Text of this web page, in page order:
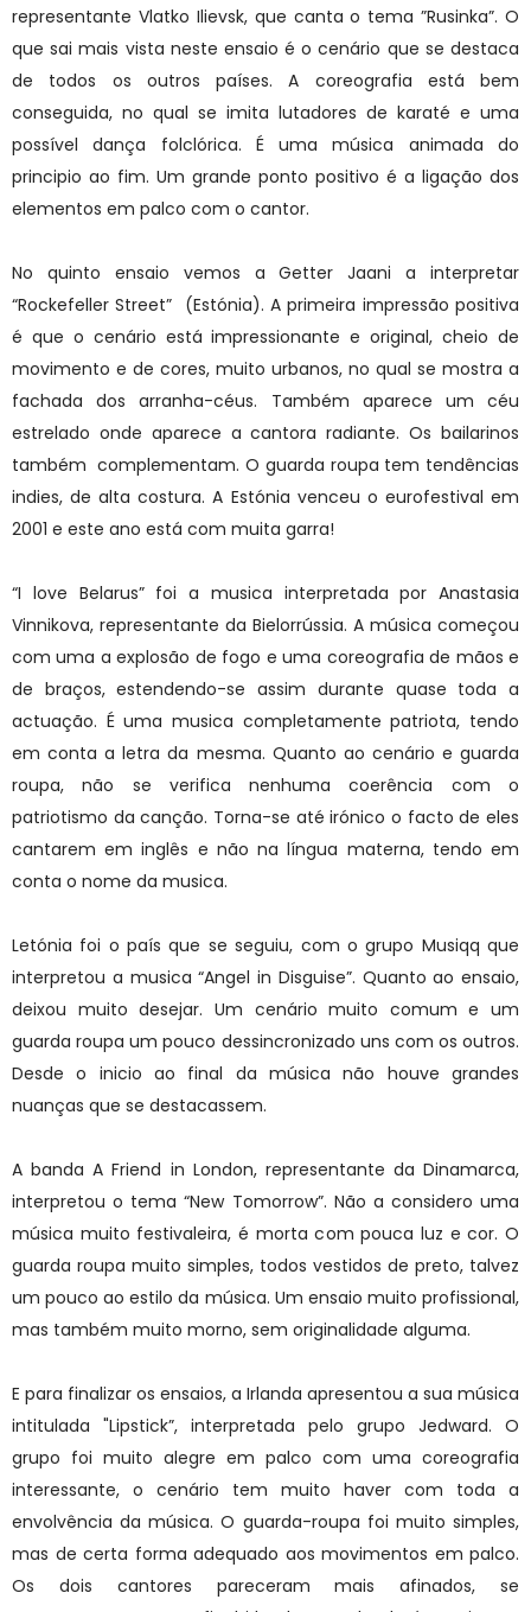
representante Vlatko Ilievsk, que canta o tema ”Rusinka”. O
que sai mais vista neste ensaio é o cenário que se destaca
de todos os outros países. A coreografia está bem
conseguida, no qual se imita lutadores de karaté e uma
possível dança folclórica. É uma música animada do
principio ao fim. Um grande ponto positivo é a ligação dos
elementos em palco com o cantor.
No quinto ensaio vemos a Getter Jaani a interpretar
“Rockefeller Street” (Estónia). A primeira impressão positiva
é que o cenário está impressionante e original, cheio de
movimento e de cores, muito urbanos, no qual se mostra a
fachada dos arranha-céus. Também aparece um céu
estrelado onde aparece a cantora radiante. Os bailarinos
também complementam. O guarda roupa tem tendências
indies, de alta costura. A Estónia venceu o eurofestival em
2001 e este ano está com muita garra!
“I love Belarus” foi a musica interpretada por Anastasia
Vinnikova, representante da Bielorrússia. A música começou
com uma a explosão de fogo e uma coreografia de mãos e
de braços, estendendo-se assim durante quase toda a
actuação. É uma musica completamente patriota, tendo
em conta a letra da mesma. Quanto ao cenário e guarda
roupa, não se verifica nenhuma coerência com o
patriotismo da canção. Torna-se até irónico o facto de eles
cantarem em inglês e não na língua materna, tendo em
conta o nome da musica.
Letónia foi o país que se seguiu, com o grupo Musiqq que
interpretou a musica “Angel in Disguise”. Quanto ao ensaio,
deixou muito desejar. Um cenário muito comum e um
guarda roupa um pouco dessincronizado uns com os outros.
Desde o inicio ao final da música não houve grandes
nuanças que se destacassem.
A banda A Friend in London, representante da Dinamarca,
interpretou o tema “New Tomorrow”. Não a considero uma
música muito festivaleira, é morta com pouca luz e cor. O
guarda roupa muito simples, todos vestidos de preto, talvez
um pouco ao estilo da música. Um ensaio muito profissional,
mas também muito morno, sem originalidade alguma.
E para finalizar os ensaios, a Irlanda apresentou a sua música
intitulada "Lipstick”, interpretada pelo grupo Jedward. O
grupo foi muito alegre em palco com uma coreografia
interessante, o cenário tem muito haver com toda a
envolvência da música. O guarda-roupa foi muito simples,
mas de certa forma adequado aos movimentos em palco.
Os dois cantores pareceram mais afinados, se